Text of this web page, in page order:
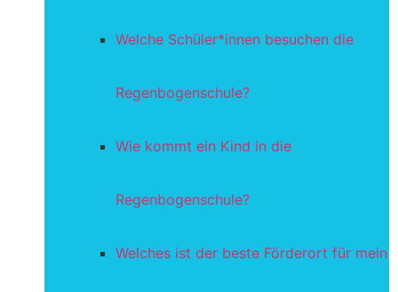
Welche Schüler*innen besuchen die
Regenbogenschule?
Wie kommt ein Kind in die
Regenbogenschule?
Welches ist der beste Förderort für mein